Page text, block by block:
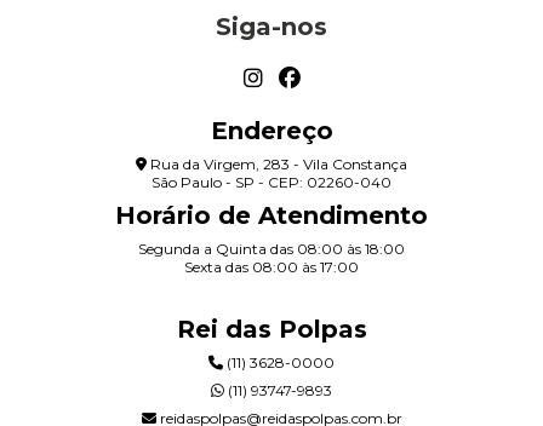
Siga-nos
Endereço
Rua da Virgem, 283 - Vila Constança
São Paulo - SP - CEP: 02260-040
Horário de Atendimento
Segunda a Quinta das 08:00 às 18:00
Sexta das 08:00 às 17:00
Rei das Polpas
(11) 3628-0000
(11) 93747-9893
reidaspolpas@reidaspolpas.com.br